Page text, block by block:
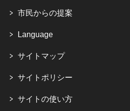
市民からの提案
Language
サイトマップ
サイトポリシー
サイトの使い方